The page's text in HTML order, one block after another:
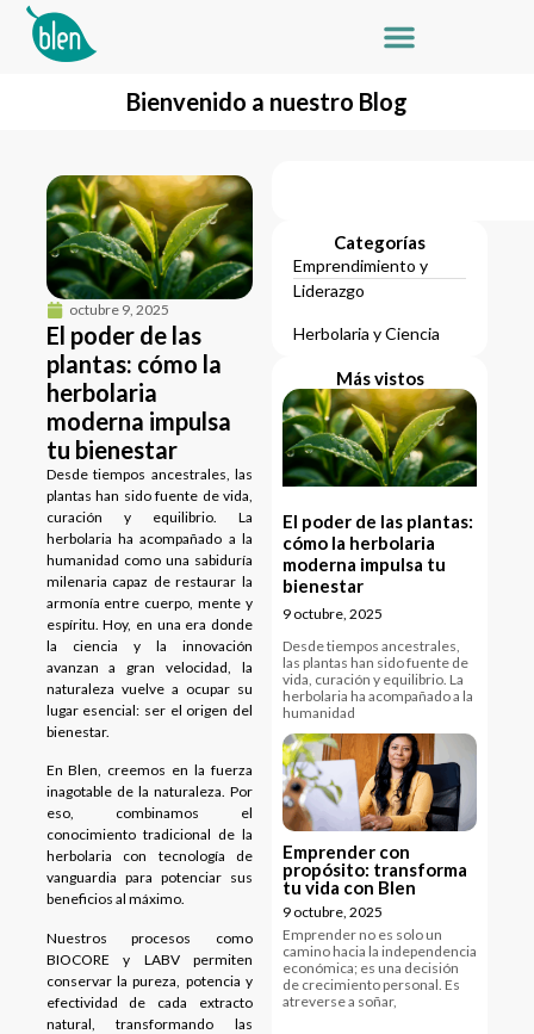
Bienvenido a nuestro Blog
Categorías
Emprendimiento y
Liderazgo
Herbolaria y Ciencia
Más vistos
El poder de las plantas:
cómo la herbolaria
moderna impulsa tu
bienestar
9 octubre, 2025
Desde tiempos ancestrales,
las plantas han sido fuente de
vida, curación y equilibrio. La
herbolaria ha acompañado a la
humanidad
Emprender con
propósito: transforma
tu vida con Blen
9 octubre, 2025
Emprender no es solo un
camino hacia la independencia
económica; es una decisión
de crecimiento personal. Es
atreverse a soñar,
octubre 9, 2025
El poder de las
plantas: cómo la
herbolaria
moderna impulsa
tu bienestar
Desde tiempos ancestrales, las
plantas han sido fuente de vida,
curación y equilibrio. La
herbolaria ha acompañado a la
humanidad como una sabiduría
milenaria capaz de restaurar la
armonía entre cuerpo, mente y
espíritu. Hoy, en una era donde
la ciencia y la innovación
avanzan a gran velocidad, la
naturaleza vuelve a ocupar su
lugar esencial: ser el origen del
bienestar.
En Blen, creemos en la fuerza
inagotable de la naturaleza. Por
eso, combinamos el
conocimiento tradicional de la
herbolaria con tecnología de
vanguardia para potenciar sus
beneficios al máximo.
Nuestros procesos como
BIOCORE y LABV permiten
conservar la pureza, potencia y
efectividad de cada extracto
natural, transformando las